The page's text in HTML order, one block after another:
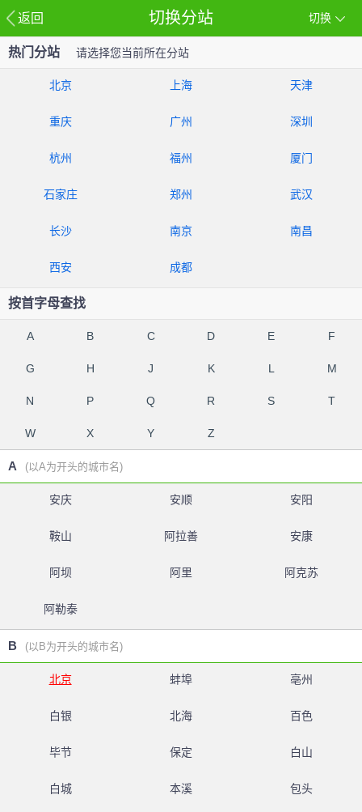
返回 切换
切换分站
热门分站 请选择您当前所在分站
北京 上海 天津
重庆 广州 深圳
杭州 福州 厦门
石家庄 郑州 武汉
长沙 南京 南昌
西安 成都
按首字母查找
A B C D E F
G H J K L M
N P Q R S T
W X Y Z
A (以A为开头的城市名)
安庆 安顺 安阳
鞍山 阿拉善 安康
阿坝 阿里 阿克苏
阿勒泰
B (以B为开头的城市名)
北京 蚌埠 亳州
白银 北海 百色
毕节 保定 白山
白城 本溪 包头